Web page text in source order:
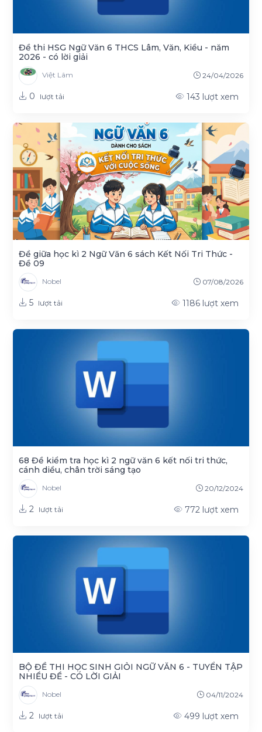
Đề thi HSG Ngữ Văn 6 THCS Lâm, Văn, Kiều - năm
2026 - có lời giải
Việt Lâm 24/04/2026
0 lượt tải 143 lượt xem
Đề giữa học kì 2 Ngữ Văn 6 sách Kết Nối Tri Thức -
Đề 09
Nobel 07/08/2026
5 lượt tải 1186 lượt xem
68 Đề kiểm tra học kì 2 ngữ văn 6 kết nối tri thức,
cánh diều, chân trời sáng tạo
Nobel 20/12/2024
2 lượt tải 772 lượt xem
BỘ ĐỀ THI HỌC SINH GIỎI NGỮ VĂN 6 - TUYỂN TẬP
NHIỀU ĐỀ - CÓ LỜI GIẢI
Nobel 04/11/2024
2 lượt tải 499 lượt xem